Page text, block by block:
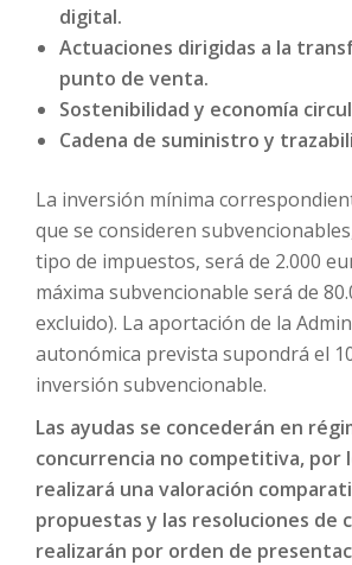
digital.
Actuaciones dirigidas a la
punto de venta.
Sostenibilidad y economía
Cadena de suministro y
La inversión mínima
que se consideren
tipo de impuestos, será de 2.000
máxima subvencionable será de
excluido). La aportación de la
autonómica prevista supondrá el
inversión subvencionable.
Las ayudas se concederán en
concurrencia no competitiva, por
realizará una valoración
propuestas y las resoluciones de
realizarán por orden de